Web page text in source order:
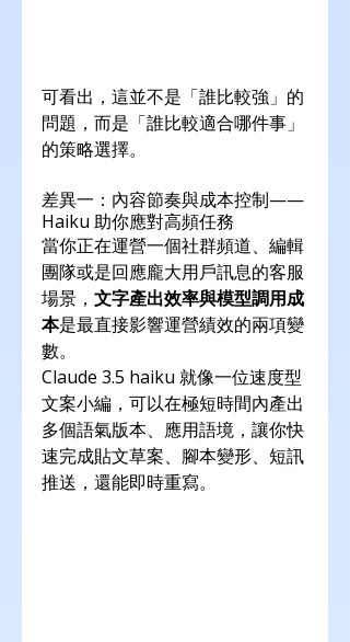
可看出，這並不是「誰比較強」的
問題，而是「誰比較適合哪件事」
的策略選擇。
差異一：內容節奏與成本控制——
Haiku 助你應對高頻任務
當你正在運營一個社群頻道、編輯
團隊或是回應龐大用戶訊息的客服
場景， 文字產出效率與模型調用成
本是最直接影響運營績效的兩項變
數。
Claude 3.5 haiku 就像一位速度型
文案小編，可以在極短時間內產出
多個語氣版本、應用語境，讓你快
速完成貼文草案、腳本變形、短訊
推送，還能即時重寫。